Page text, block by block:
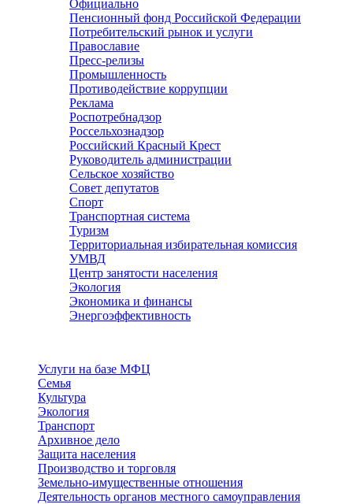
Официально
Пенсионный фонд Российской Федерации
Потребительский рынок и услуги
Православие
Пресс-релизы
Промышленность
Противодействие коррупции
Реклама
Роспотребнадзор
Россельхознадзор
Российский Красный Крест
Руководитель администрации
Сельское хозяйство
Совет депутатов
Спорт
Транспортная система
Туризм
Территориальная избирательная комиссия
УМВД
Центр занятости населения
Экология
Экономика и финансы
Энергоэффективность
Услуги на базе МФЦ
Семья
Культура
Экология
Транспорт
Архивное дело
Защита населения
Производство и торговля
Земельно-имущественные отношения
Деятельность органов местного самоуправления